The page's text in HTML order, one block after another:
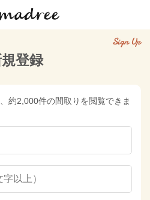
Sign Up
登録
約2,000件の間取りを閲覧できま